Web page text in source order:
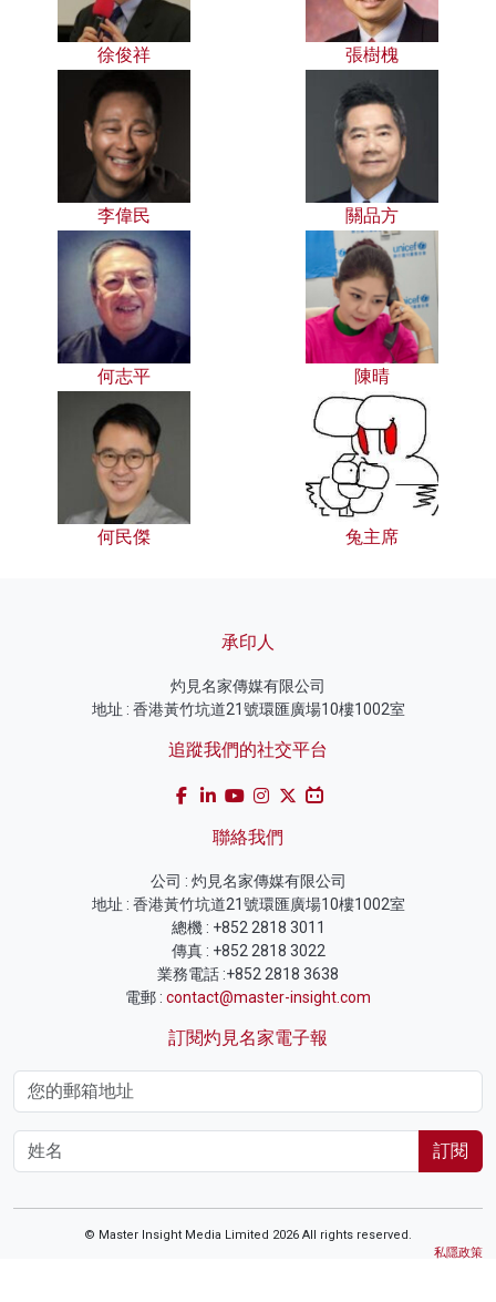
徐俊祥 張樹槐
李偉民 關品方
何志平 陳晴
何民傑 兔主席
承印人
灼見名家傳媒有限公司
地址 : 香港黃竹坑道21號環匯廣場10樓1002室
追蹤我們的社交平台
聯絡我們
公司 : 灼見名家傳媒有限公司
地址 : 香港黃竹坑道21號環匯廣場10樓1002室
總機 : +852 2818 3011
傳真 : +852 2818 3022
業務電話 :+852 2818 3638
電郵 : contact@master-insight.com
訂閱灼見名家電子報
訂閱
© Master Insight Media Limited 2026 All rights reserved.
私隱政策